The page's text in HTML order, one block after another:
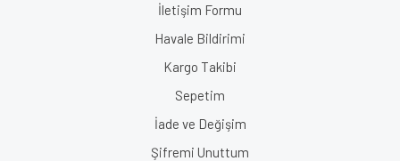
İletişim Formu
Havale Bildirimi
Kargo Takibi
Sepetim
İade ve Değişim
Şifremi Unuttum